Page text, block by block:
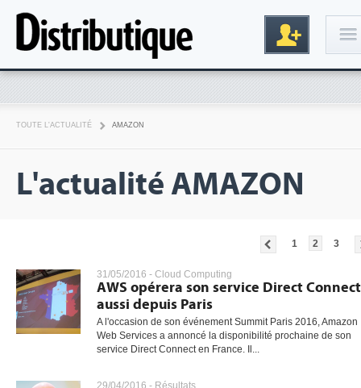
TOUTE L'ACTUALITÉ AMAZON
L'actualité AMAZON
1 2 3
31/05/2016 - Cloud Computing
AWS opérera son service Direct Connect
aussi depuis Paris
A l'occasion de son événement Summit Paris 2016, Amazon
Web Services a annoncé la disponibilité prochaine de son
service Direct Connect en France. Il...
29/04/2016 - Résultats